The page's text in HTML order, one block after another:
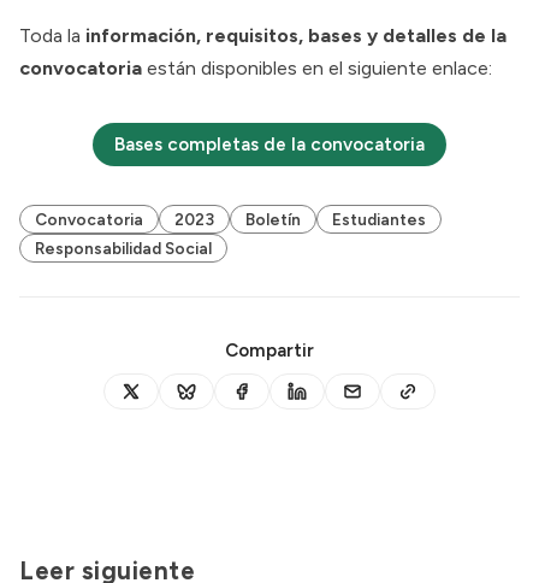
Toda la información, requisitos, bases y detalles de la
convocatoria están disponibles en el siguiente enlace:
Bases completas de la convocatoria
Convocatoria 2023 Boletín
Estudiantes
Responsabilidad Social
Compartir
Leer siguiente